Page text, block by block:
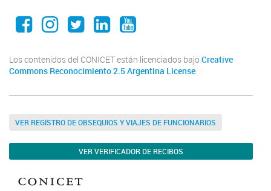
Facebook
Instagram
twitter
linkedinYouTube
Los contenidos del CONICET están licenciados bajo Creative
Commons Reconocimiento 2.5 Argentina License
VER REGISTRO DE OBSEQUIOS Y VIAJES DE FUNCIONARIOS
VER VERIFICADOR DE RECIBOS